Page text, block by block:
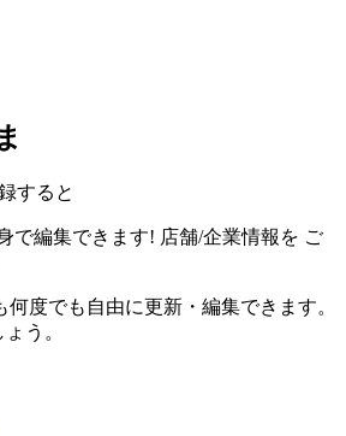
すると
で編集できます! 店舗/企業情報を ご
度でも自由に更新・編集できます。
う。